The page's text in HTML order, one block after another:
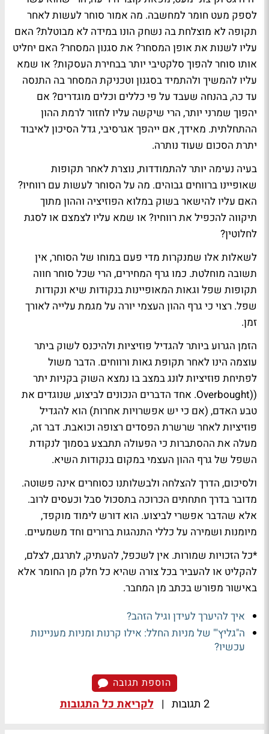
לספק מעט חומר למחשבה. מה אמור סוחר לעשות לאחר
תקופה לא מוצלחת בה נשחק הונו במידה לא מבוטלת? האם
עליו לשנות את אופן המסחר? את סגנון המסחר? האם יחליט
אותו סוחר להפוך סלקטיבי יותר בבחירת העסקות? או שמא
עליו להמשיך ולהתמיד בסגנון וטכניקת המסחר בה התנסה
עד כה, בהנחה שעבד על פי כללים וכלים מוגדרים? אם
יהפוך שמרני יותר, הרי שיקשה עליו לחזור לרמת ההון
ההתחלתית. מאידך, אם ייהפך אגרסיבי, גדל הסיכון לאיבוד
יתרת הסכום שעוד נותרה.
בעיה נעימה יותר להתמודדות, נוצרת לאחר תקופות
שאופיינו ברווחים גבוהים. מה על הסוחר לעשות עם רווחיו?
האם עליו להישאר בשוק במלוא הפוזיציה וההון מתוך
תיקווה להכפיל את רווחיו? או שמא עליו לצמצם או לסגת
לחלוטין?
לשאלות אלו שמנקרות מדי פעם במוחו של הסוחר, אין
תשובה מוחלטת. כמו גרף המחירים, הרי שכל סוחר חווה
תקופות שפל וגאות המאופיינות בנקודות שיא ונקודות
שפל. רצוי כי גרף ההון העצמי יורה על מגמת עלייה לאורך
זמן.
הזמן הגרוע ביותר להגדיל פוזיציות ולהיכנס לשוק ביתר
עוצמה הינו לאחר תקופת גאות ורווחים. הדבר משול
לפתיחת פוזיציות לונג במצב בו נמצא השוק בקניות יתר
((Overbought. אחד הדברים הנכונים לביצוע, שנוגדים את
טבע האדם, (אם כי יש אפשרויות אחרות) הוא להגדיל
פוזיציות לאחר שרשרת הפסדים רצופה וכואבת. דבר זה,
מעלה את ההסתברות כי הפעולה תתבצע בסמוך לנקודת
השפל של גרף ההון העצמי במקום בנקודות השיא.
ולסיכום, הדרך להצלחה ולבשלותנו כסוחרים אינה פשוטה.
מדובר בדרך חתחתים הכרוכה בתסכול סבל וכעסים לרוב.
אלא שהדבר אפשרי לביצוע. הוא דורש לימוד מוקפד,
מיומנות ושמירה על כללי התנהגות ברורים וחד משמעיים.
*כל הזכויות שמורות. אין לשכפל, להעתיק, לתרגם, לצלם,
להקליט או להעביר בכל צורה שהיא כל חלק מן החומר אלא
באישור מפורש בכתב מן המחבר.
איך להיערך לעידן וגיל הזהב?
ה"גליץ'" של מניות החלל: אילו קרנות ומניות מעניינות
עכשיו?
הוספת תגובה
2 תגובות | לקריאת כל התגובות